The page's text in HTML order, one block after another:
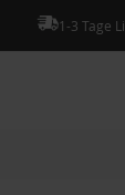
1-3 Tage